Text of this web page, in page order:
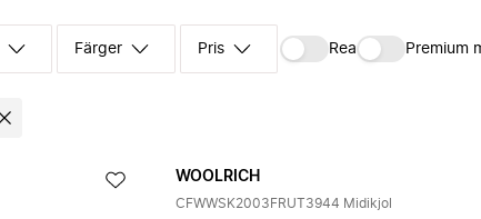
Färger Pris Rea Premium
WOOLRICH
CFWWSK2003FRUT3944 Midikjol